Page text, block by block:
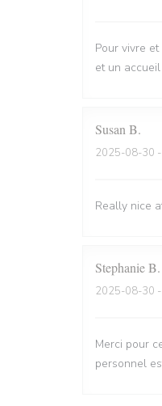
Pour vivre
et un
Susan B
2025-08-30
Really nice
StephanieB
2025-08-30
Merci pour
personnel